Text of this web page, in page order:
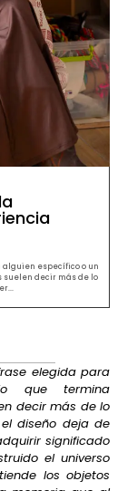
específico o un
suelen decir más de lo
elegida para
que termina
decir más de lo
diseño deja de
significado
el universo
los objetos